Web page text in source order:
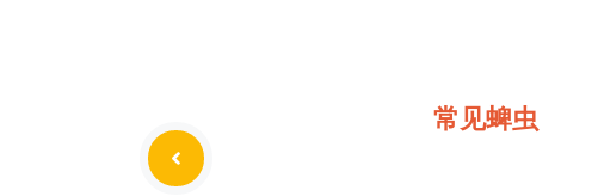
常见蜱虫